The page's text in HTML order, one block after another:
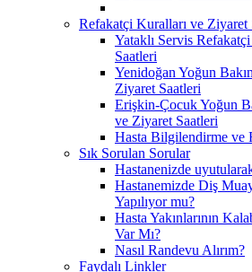
Refakatçi Kuralları ve Ziyaret
Yataklı Servis
Saatleri
Yenidoğan Yoğun
Ziyaret Saatleri
Erişkin-Çocuk Yoğun
ve Ziyaret Saatleri
Hasta Bilgilendirme ve
Sık Sorulan Sorular
Hastanenizde
Hastanemizde Diş
Yapılıyor mu?
Hasta Yakınlarının
Var Mı?
Nasıl Randevu Alırım?
Faydalı Linkler